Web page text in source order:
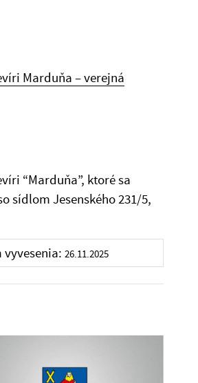
Marduňa – verejná
“Marduňa”, ktoré sa
sídlom Jesenského 231/5,
vyvesenia: 26.11.2025